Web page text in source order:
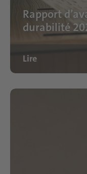
Rapport
durabilité
Lire